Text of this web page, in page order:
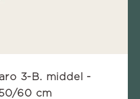
3-B. middel -
60 cm